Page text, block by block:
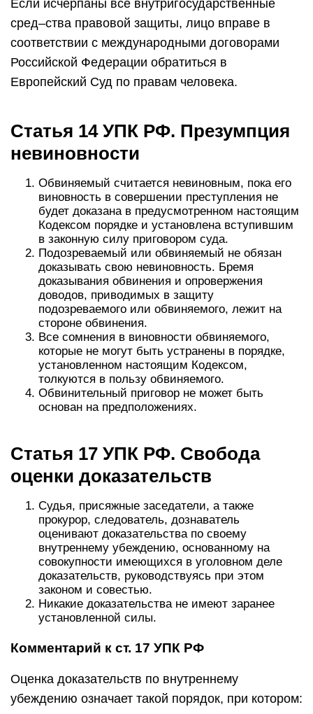
Если исчерпаны все внутригосударственные
сред–ства правовой защиты, лицо вправе в
соответствии с международными договорами
Российской Федерации обратиться в
Европейский Суд по правам человека.
Статья 14 УПК РФ. Презумпция
невиновности
Обвиняемый считается невиновным, пока его
виновность в совершении преступления не
будет доказана в предусмотренном настоящим
Кодексом порядке и установлена вступившим
в законную силу приговором суда.
Подозреваемый или обвиняемый не обязан
доказывать свою невиновность. Бремя
доказывания обвинения и опровержения
доводов, приводимых в защиту
подозреваемого или обвиняемого, лежит на
стороне обвинения.
Все сомнения в виновности обвиняемого,
которые не могут быть устранены в порядке,
установленном настоящим Кодексом,
толкуются в пользу обвиняемого.
Обвинительный приговор не может быть
основан на предположениях.
Статья 17 УПК РФ. Свобода
оценки доказательств
Судья, присяжные заседатели, а также
прокурор, следователь, дознаватель
оценивают доказательства по своему
внутреннему убеждению, основанному на
совокупности имеющихся в уголовном деле
доказательств, руководствуясь при этом
законом и совестью.
Никакие доказательства не имеют заранее
установленной силы.
Комментарий к ст. 17 УПК РФ
Оценка доказательств по внутреннему
убеждению означает такой порядок, при котором: